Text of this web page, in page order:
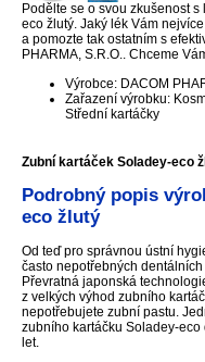
Podělte se o svou zkušenost
eco žlutý. Jaký lék Vám
a pomozte tak ostatním s
PHARMA, S.R.O.. Chceme
Výrobce: DACOM
Zařazení výrobku:
Střední kartáčky
Zubní kartáček Soladey-eco
Podrobný popis
eco žlutý
Od teď pro správnou ústní
často nepotřebných
Převratná japonská
z velkých výhod zubního
nepotřebujete zubní pastu.
zubního kartáčku Soladey-
let.